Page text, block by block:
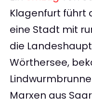
Klagenfurt führt
eine Stadt mit
die
Wörthersee,
Marxen aus